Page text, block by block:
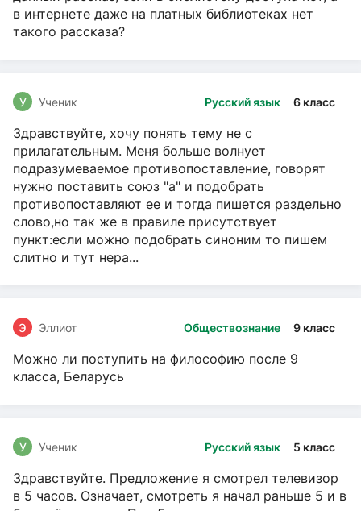
в интернете даже на платных библиотеках нет
такого рассказа?
Русский язык 6 класс
У Ученик
Здравствуйте, хочу понять тему не с
прилагательным. Меня больше волнует
подразумеваемое противопоставление, говорят
нужно поставить союз "а" и подобрать
противопоставляют ее и тогда пишется раздельно
слово,но так же в правиле присутствует
пункт:если можно подобрать синоним то пишем
слитно и тут нера...
Обществознание 9 класс
Э Эллиот
Можно ли поступить на философию после 9
класса, Беларусь
Русский язык 5 класс
У Ученик
Здравствуйте. Предложение я смотрел телевизор
в 5 часов. Означает, смотреть я начал раньше 5 и в